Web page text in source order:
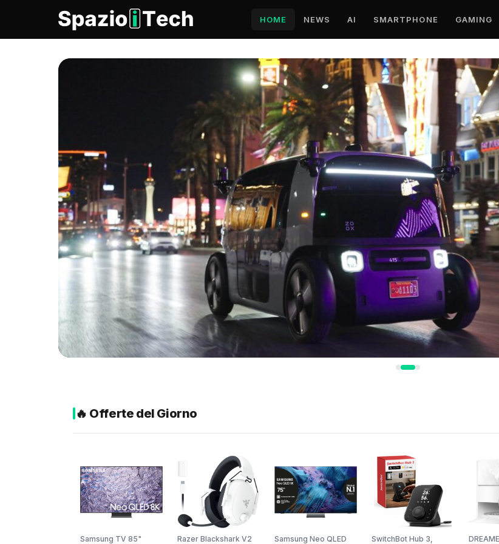
HOME NEWS AI SMARTPHONE GAMING
SpazioiTech — Notizie, Guide e Offerte Tecnologia
·
Zoox
Las Vegas:
il robotaxi
🔥 Offerte del Giorno
Samsung TV 85"
Razer Blackshark V2
Samsung Neo QLED
SwitchBot Hub 3,